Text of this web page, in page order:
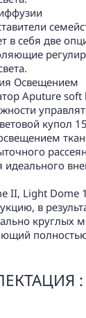
в себя две
Освещением
Aputure
купол
идеального
II, Light Dome
в
круглых
: